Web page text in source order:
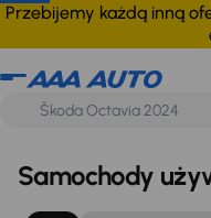
Przebijemy każdą inną
Samochody